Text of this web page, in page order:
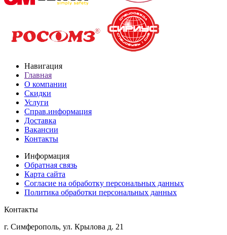
Навигация
Главная
О компании
Скидки
Услуги
Справ.информация
Доставка
Вакансии
Контакты
Информация
Обратная связь
Карта сайта
Согласие на обработку персональных данных
Политика обработки персональных данных
Контакты
г. Симферополь, ул. Крылова д. 21